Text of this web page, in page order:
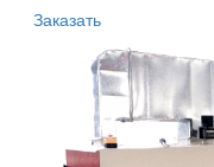
Заказать